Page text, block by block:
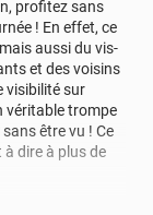
profitez sans
! En effet, ce
aussi du vis-
et des voisins
visibilité sur
véritable trompe
être vu ! Ce
dire à plus de